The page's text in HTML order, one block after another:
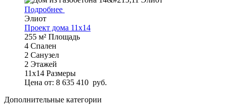
Подробнее
Элиот
Проект дома 11х14
255 м² Площадь
4 Спален
2 Санузел
2 Этажей
11х14 Размеры
Цена от: 8 635 410 руб.
Дополнительные категории